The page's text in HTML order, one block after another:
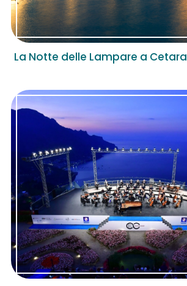
La Notte delle Lampare a Cetara